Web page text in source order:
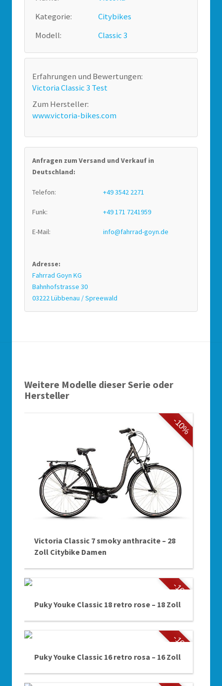
Kategorie:
Citybikes
Modell:
Classic 3
Erfahrungen und Bewertungen:
Victoria Classic 3 Test
Zum Hersteller:
www.victoria-bikes.com
Anfragen zum Versand und Verkauf in
Deutschland:
Telefon: +49 3542 2271
Funk: +49 171 7241959
E-Mail: info@fahrrad-goyn.de
Adresse:
Fahrrad Goyn KG
Bahnhofstrasse 30
03222 Lübbenau / Spreewald
Weitere Modelle dieser Serie oder
Hersteller
-10%
Victoria Classic 7 smoky anthracite – 28
Zoll Citybike Damen
-10%
Puky Youke Classic 18 retro rose – 18 Zoll
-10%
Puky Youke Classic 16 retro rosa – 16 Zoll